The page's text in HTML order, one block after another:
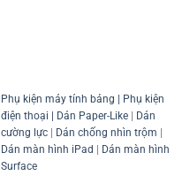
Phụ kiện máy tính bảng | Phụ kiện
điện thoại | Dán Paper-Like| Dán
cường lực| Dán chống nhìn trộm |
Dán màn hình iPad | Dán màn hình
Surface